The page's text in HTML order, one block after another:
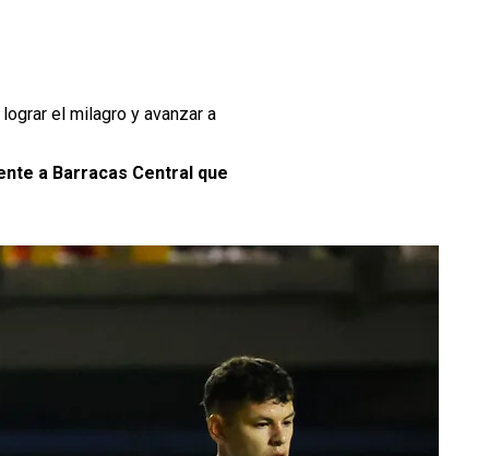
lograr el milagro y avanzar a
a Barracas Central que